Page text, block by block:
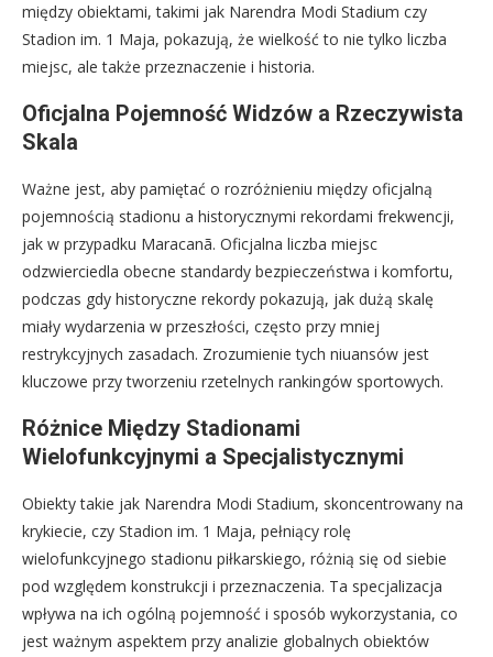
między obiektami, takimi jak Narendra Modi Stadium czy
Stadion im. 1 Maja, pokazują, że wielkość to nie tylko liczba
miejsc, ale także przeznaczenie i historia.
Oficjalna Pojemność Widzów a Rzeczywista
Skala
Ważne jest, aby pamiętać o rozróżnieniu między oficjalną
pojemnością stadionu a historycznymi rekordami frekwencji,
jak w przypadku Maracanã. Oficjalna liczba miejsc
odzwierciedla obecne standardy bezpieczeństwa i komfortu,
podczas gdy historyczne rekordy pokazują, jak dużą skalę
miały wydarzenia w przeszłości, często przy mniej
restrykcyjnych zasadach. Zrozumienie tych niuansów jest
kluczowe przy tworzeniu rzetelnych rankingów sportowych.
Różnice Między Stadionami
Wielofunkcyjnymi a Specjalistycznymi
Obiekty takie jak Narendra Modi Stadium, skoncentrowany na
krykiecie, czy Stadion im. 1 Maja, pełniący rolę
wielofunkcyjnego stadionu piłkarskiego, różnią się od siebie
pod względem konstrukcji i przeznaczenia. Ta specjalizacja
wpływa na ich ogólną pojemność i sposób wykorzystania, co
jest ważnym aspektem przy analizie globalnych obiektów